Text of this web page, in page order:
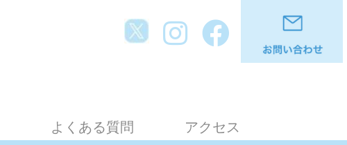
よくある質問 アクセス